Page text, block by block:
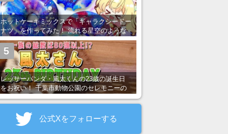
ホットケーキミックスで「ギャラクシードー
ナツ」を作ってみた！ 流れる星空のような
レンチン・レシピを紹介
レッサーパンダ・風太くんの23歳の誕生日
をお祝い！ 千葉市動物公園のセレモニーの
5
公式Xをフォローする